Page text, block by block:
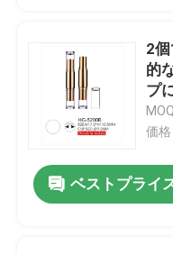
企業情報
会社案内
2
的
プ
価
ベストプライ